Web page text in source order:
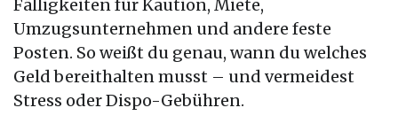
Fälligkeiten für Kaution, Miete,
Umzugsunternehmen und andere feste
Posten. So weißt du genau, wann du welches
Geld bereithalten musst – und vermeidest
Stress oder Dispo-Gebühren.